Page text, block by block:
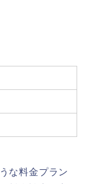
な料金プラン